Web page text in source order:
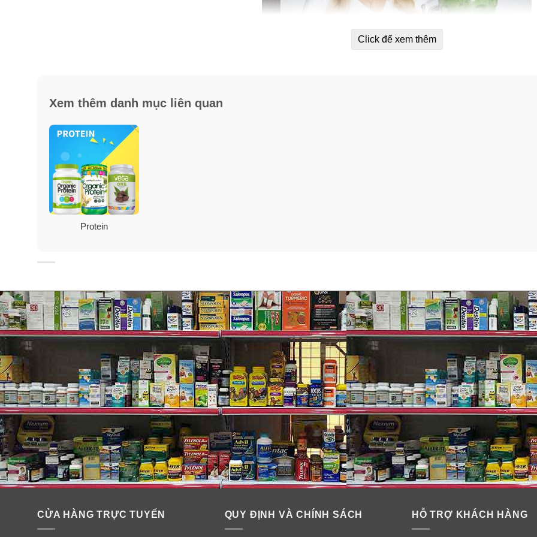
Thành phần bột đạm hỗ trợ hệ tiêu hóa Vega Gut Health Protein
Click để xem thêm
Xem thêm danh mục liên quan
Protein
CỬA HÀNG TRỰC TUYẾN QUY ĐỊNH VÀ CHÍNH SÁCH HỖ TRỢ KHÁCH HÀNG